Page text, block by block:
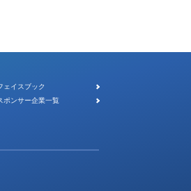
ェイスブック
ポンサー企業一覧